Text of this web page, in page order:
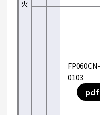
火
FP060CN-
0103
pdf